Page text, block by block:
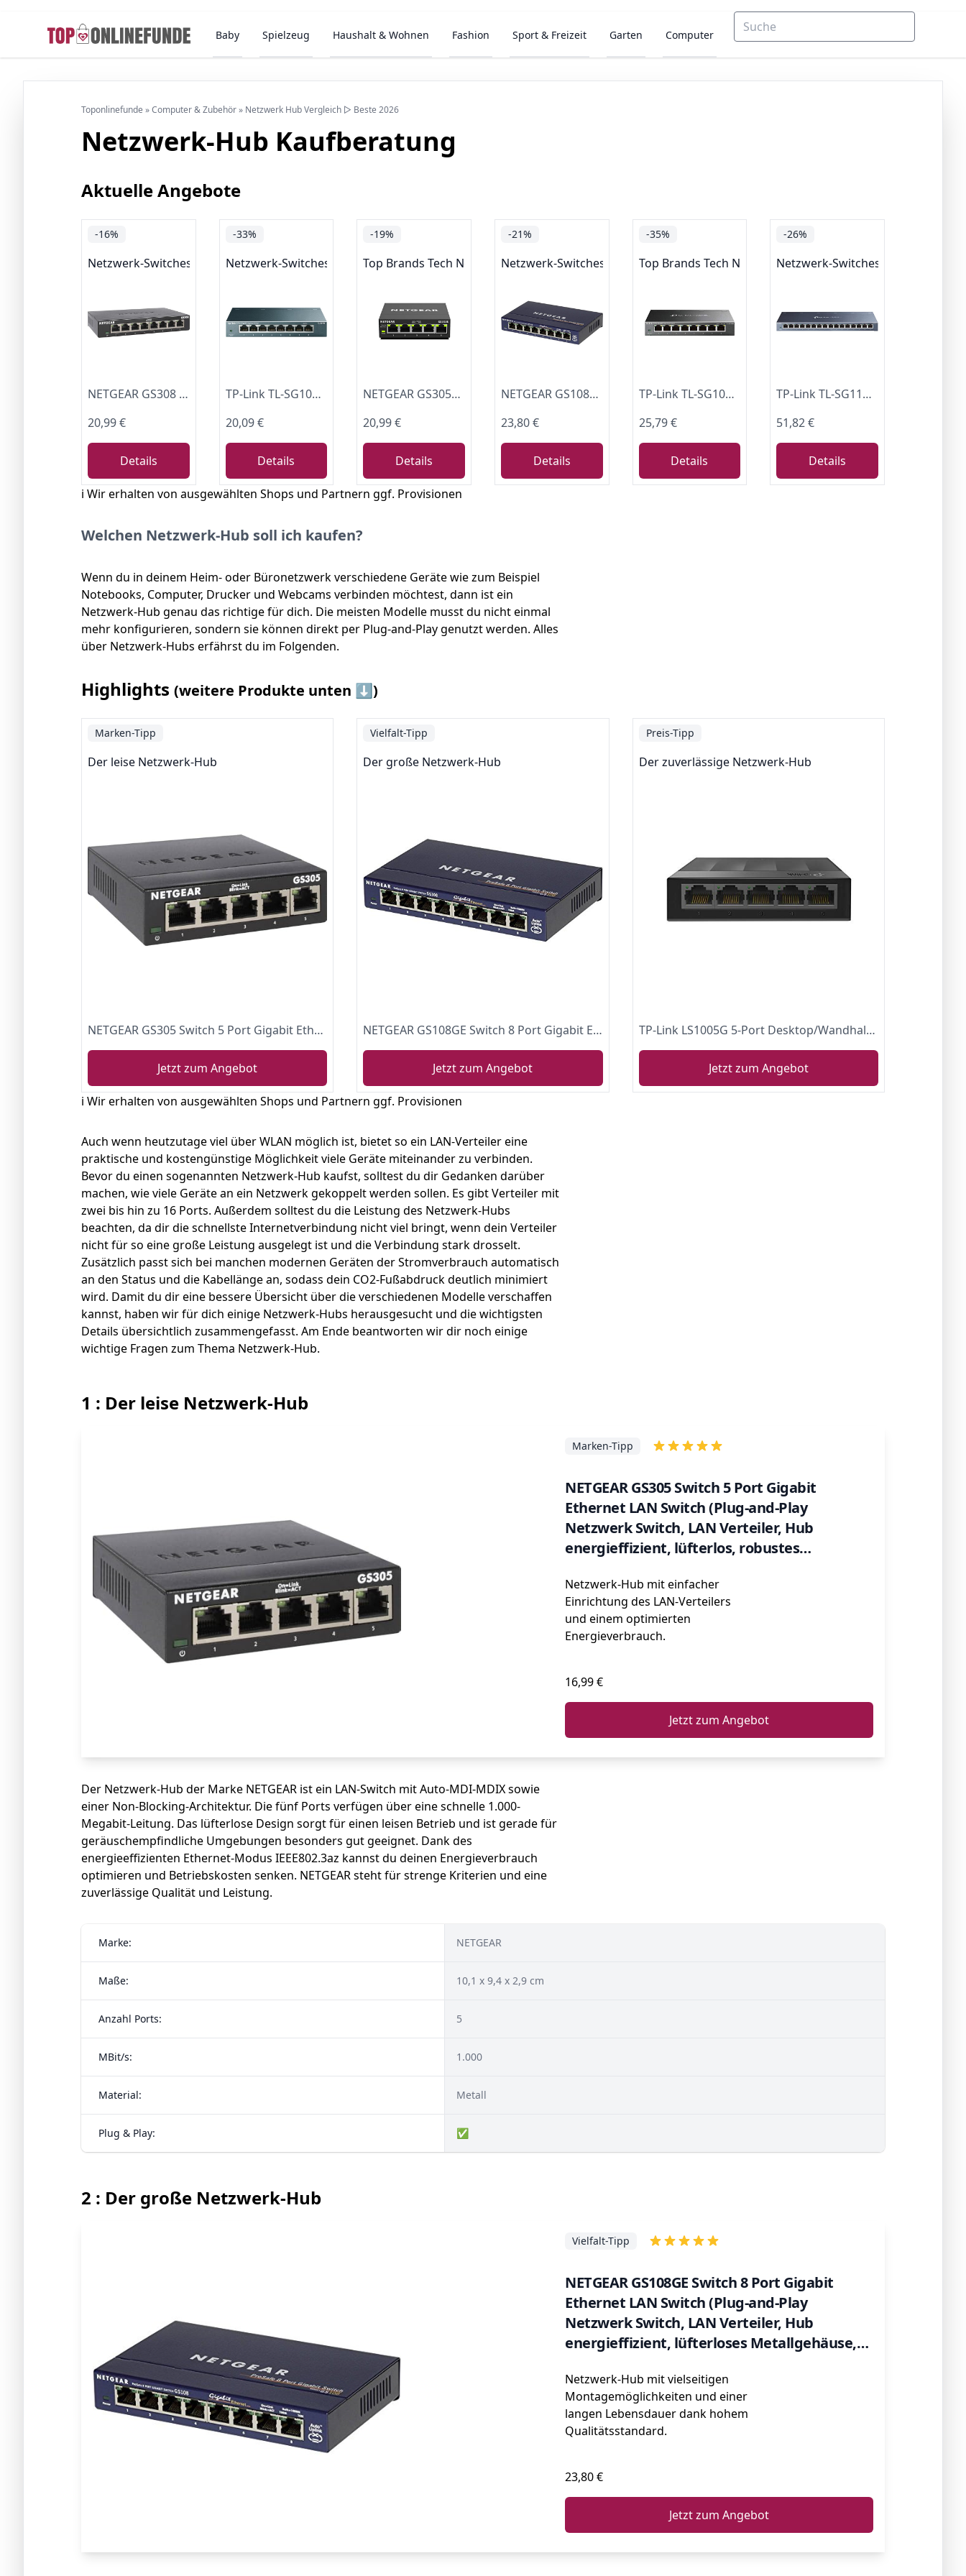
Baby Spielzeug Haushalt & Wohnen Fashion Sport & Freizeit Garten Computer
Toponlinefunde »Computer & Zubehör» Netzwerk Hub Vergleich ▷ Beste 2026
Netzwerk-Hub Kaufberatung
Aktuelle Angebote
-16%
Netzwerk-Switches
NETGEAR GS308 Gigabit Switch 8 Port LAN Switch (Plug-and-Play Netzwerk Switch, LAN Splitter, Ethernet Switch, lüfterlos, Robustes Metallgehäuse mit EIN-/Ausschalter)
20,99 €
Details
-33%
Netzwerk-Switches
TP-Link TL-SG108 8-Port Gigabit Netzwerk Switch (Plug-and-Play, 8* RJ-45 LAN Ports, Metallgehäuse, IGMP-Snooping, unmanaged, lüfterlos) blau metallic
20,09 €
Details
-19%
Top Brands Tech Networking
NETGEAR GS305E Managed Switch 5 Port Gigabit Ethernet LAN Switch Plus (Plug-and-Play, Netzwerk Switch Managed, IGMP Snooping, QoS, VLAN, lüfterlos, Robustes Metallgehäuse), Schwarz
20,99 €
Details
-21%
Netzwerk-Switches
NETGEAR GS108GE LAN Switch 8 Port Netzwerk Switch (Plug-and-Play Gigabit Switch LAN Splitter, LAN Verteiler, Ethernet Hub, lüfterloses Metallgehäuse, ProSAFE Lifetime-Garantie), Blau
23,80 €
Details
-35%
Top Brands Tech Networking
TP-Link TL-SG108E Managed Switch 8 Port Gigabit Ethernet LAN Switch(Plug-and-Play Netzwerk Switch,Metallgehäuse, QoS, IGMP-Snooping,LAN Verteiler, zentrales Management, energieeffizient) schwarz
25,79 €
Details
-26%
Netzwerk-Switches
TP-Link TL-SG116 16-Port Gigabit-/Netzwerk Switch (32Gbit/S Switching-Kapazität, geschirmte RJ-45 Ports, Metallgehäuse, IGMP-snooping, Unmanaged, Plug-und-Play, lüfterlos) blau Metallic
51,82 €
Details
ℹ️ Wir erhalten von ausgewählten Shops und Partnern ggf. Provisionen
Welchen Netzwerk-Hub soll ich kaufen?
Wenn du in deinem Heim- oder Büronetzwerk verschiedene Geräte wie zum Beispiel
Notebooks, Computer, Drucker und Webcams verbinden möchtest, dann ist ein
Netzwerk-Hub genau das richtige für dich. Die meisten Modelle musst du nicht einmal
mehr konfigurieren, sondern sie können direkt per Plug-and-Play genutzt werden. Alles
über Netzwerk-Hubs erfährst du im Folgenden.
Highlights (weitere Produkte unten ⬇️)
Marken-Tipp
Der leise Netzwerk-Hub
NETGEAR GS305 Switch 5 Port Gigabit Ethernet LAN Switch (Plug-and-Play Netzwerk Switch, LAN Verteiler, Hub energieffizient, lüfterlos, robustes Metallgehäuse)
Jetzt zum Angebot
Vielfalt-Tipp
Der große Netzwerk-Hub
NETGEAR GS108GE Switch 8 Port Gigabit Ethernet LAN Switch (Plug-and-Play Netzwerk Switch, LAN Verteiler, Hub energieffizient, lüfterloses Metallgehäuse, ProSAFE Lifetime-Garantie)
Jetzt zum Angebot
Preis-Tipp
Der zuverlässige Netzwerk-Hub
TP-Link LS1005G 5-Port Desktop/Wandhalterung Gigabit Ethernet Switch/Hub Netzwerk-Splitter Plug and Play Kunststoffgehäuse
Jetzt zum Angebot
ℹ️ Wir erhalten von ausgewählten Shops und Partnern ggf. Provisionen
Auch wenn heutzutage viel über WLAN möglich ist, bietet so ein LAN-Verteiler eine
praktische und kostengünstige Möglichkeit viele Geräte miteinander zu verbinden.
Bevor du einen sogenannten Netzwerk-Hub kaufst, solltest du dir Gedanken darüber
machen, wie viele Geräte an ein Netzwerk gekoppelt werden sollen. Es gibt Verteiler mit
zwei bis hin zu 16 Ports. Außerdem solltest du die Leistung des Netzwerk-Hubs
beachten, da dir die schnellste Internetverbindung nicht viel bringt, wenn dein Verteiler
nicht für so eine große Leistung ausgelegt ist und die Verbindung stark drosselt.
Zusätzlich passt sich bei manchen modernen Geräten der Stromverbrauch automatisch
an den Status und die Kabellänge an, sodass dein CO2-Fußabdruck deutlich minimiert
wird. Damit du dir eine bessere Übersicht über die verschiedenen Modelle verschaffen
kannst, haben wir für dich einige Netzwerk-Hubs herausgesucht und die wichtigsten
Details übersichtlich zusammengefasst. Am Ende beantworten wir dir noch einige
wichtige Fragen zum Thema Netzwerk-Hub.
1 : Der leise Netzwerk-Hub
NETGEAR GS305 Switch 5 Port Gigabit
Ethernet LAN Switch (Plug-and-Play
Netzwerk Switch, LAN Verteiler, Hub
energieffizient, lüfterlos, robustes
Marken-Tipp
Netzwerk-Hub mit einfacher
Einrichtung des LAN-Verteilers
und einem optimierten
Energieverbrauch.
16,99 €
Jetzt zum Angebot
Der Netzwerk-Hub der Marke NETGEAR ist ein LAN-Switch mit Auto-MDI-MDIX sowie
einer Non-Blocking-Architektur. Die fünf Ports verfügen über eine schnelle 1.000-
Megabit-Leitung. Das lüfterlose Design sorgt für einen leisen Betrieb und ist gerade für
geräuschempfindliche Umgebungen besonders gut geeignet. Dank des
energieeffizienten Ethernet-Modus IEEE802.3az kannst du deinen Energieverbrauch
optimieren und Betriebskosten senken. NETGEAR steht für strenge Kriterien und eine
zuverlässige Qualität und Leistung.
Marke: NETGEAR
Maße: 10,1 x 9,4 x 2,9 cm
Anzahl Ports: 5
MBit/s: 1.000
Material: Metall
Plug & Play: ✅
2 : Der große Netzwerk-Hub
NETGEAR GS108GE Switch 8 Port Gigabit
Ethernet LAN Switch (Plug-and-Play
Netzwerk Switch, LAN Verteiler, Hub
energieffizient, lüfterloses Metallgehäuse,
Vielfalt-Tipp
Netzwerk-Hub mit vielseitigen
Montagemöglichkeiten und einer
langen Lebensdauer dank hohem
Qualitätsstandard.
23,80 €
Jetzt zum Angebot